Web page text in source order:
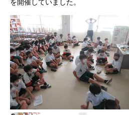
を開催していました。